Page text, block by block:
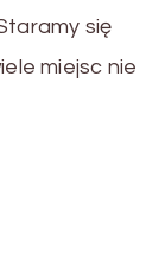
się
miejsc nie